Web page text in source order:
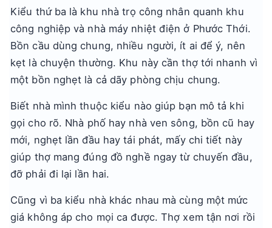
Kiểu thứ ba là khu nhà trọ công nhân quanh khu
công nghiệp và nhà máy nhiệt điện ở Phước Thới.
Bồn cầu dùng chung, nhiều người, ít ai để ý, nên
kẹt là chuyện thường. Khu này cần thợ tới nhanh vì
một bồn nghẹt là cả dãy phòng chịu chung.
Biết nhà mình thuộc kiểu nào giúp bạn mô tả khi
gọi cho rõ. Nhà phố hay nhà ven sông, bồn cũ hay
mới, nghẹt lần đầu hay tái phát, mấy chi tiết này
giúp thợ mang đúng đồ nghề ngay từ chuyến đầu,
đỡ phải đi lại lần hai.
Cũng vì ba kiểu nhà khác nhau mà cùng một mức
giá không áp cho mọi ca được. Thợ xem tận nơi rồi